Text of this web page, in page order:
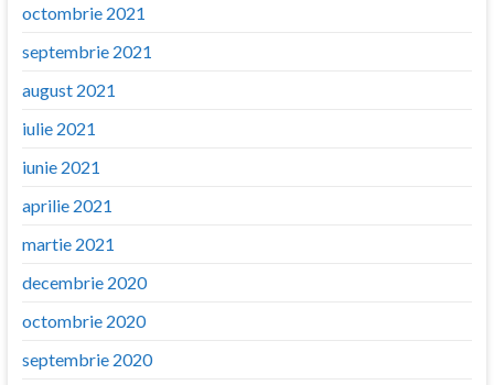
octombrie 2021
septembrie 2021
august 2021
iulie 2021
iunie 2021
aprilie 2021
martie 2021
decembrie 2020
octombrie 2020
septembrie 2020